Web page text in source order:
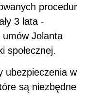
procedur
3 lata -
umów Jolanta
społecznej.
ubezpieczenia w
są niezbędne